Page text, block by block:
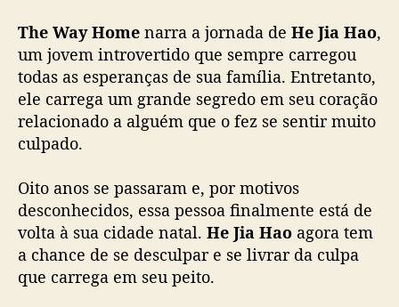
K
a
n
g
l
e
s
t
r
— cdrama tweets (@dramapotatoe)
December 23, 2024
The Way Home narra a jornada de He Jia Hao,
um jovem introvertido que sempre carregou
todas as esperanças de sua família. Entretanto,
ele carrega um grande segredo em seu coração
relacionado a alguém que o fez se sentir muito
culpado.
Oito anos se passaram e, por motivos
desconhecidos, essa pessoa finalmente está de
volta à sua cidade natal. He Jia Hao agora tem
a chance de se desculpar e se livrar da culpa
que carrega em seu peito.